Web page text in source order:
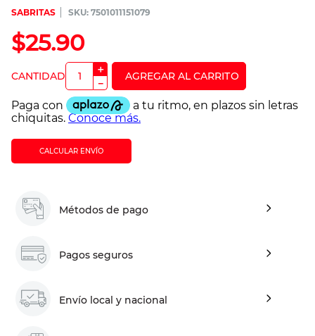
SABRITAS :7501011151079
$25.90
＋
－
CALCULAR ENVÍO
Métodos de pago
Pagos seguros
Envío local y nacional